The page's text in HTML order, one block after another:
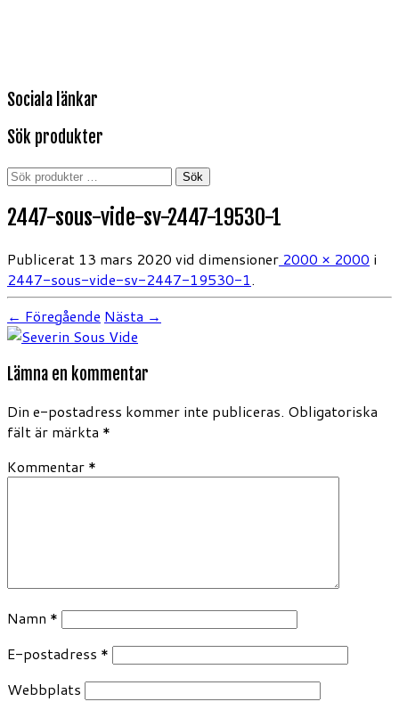
Sociala länkar
Sök produkter
Sök
Sök
2447-sous-vide-sv-2447-19530-1
Publicerat 13 mars 2020 vid dimensioner 2000 × 2000 i
2447-sous-vide-sv-2447-19530-1.
← Föregående Nästa →
Lämna en kommentar
Din e-postadress kommer inte publiceras. Obligatoriska
fält är märkta *
Kommentar *
Namn *
E-postadress *
Webbplats